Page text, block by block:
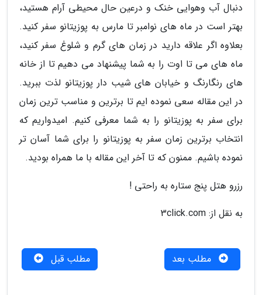
دنبال آب وهوایی خنک و درعین حال محیطی آرام هستید،
بهتر است در ماه های نوامبر تا مارس به پوزیتانو سفر کنید.
بعلاوه اگر علاقه دارید در زمان های گرم و شلوغ سفر کنید،
ماه های می تا اوت را به شما پیشنهاد می دهیم تا از خانه
های رنگارنگ و خیابان های شیب دار پوزیتانو لذت ببرید.
در این مقاله سعی نموده ایم تا برترین و مناسب ترین زمان
برای سفر به پوزیتانو را به شما معرفی کنیم. امیدواریم که
انتخاب برترین زمان سفر به پوزیتانو را برای شما آسان تر
نموده باشیم. ممنون که تا آخر این مقاله با ما همراه بودید.
رزرو هتل پنج ستاره به راحتی !
به نقل از: 3click.com
مطلب بعد مطلب قبل